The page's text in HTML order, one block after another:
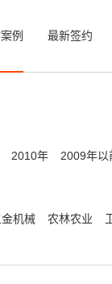
例 最新签约
2010年 2009年以
金机械 农林农业